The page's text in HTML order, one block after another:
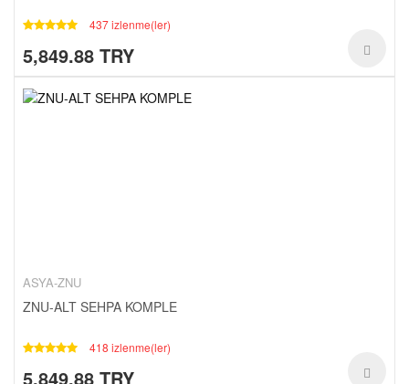
437 izlenme(ler)
5,849.88 TRY
ASYA-ZNU
ZNU-ALT SEHPA KOMPLE
418 izlenme(ler)
5,849.88 TRY